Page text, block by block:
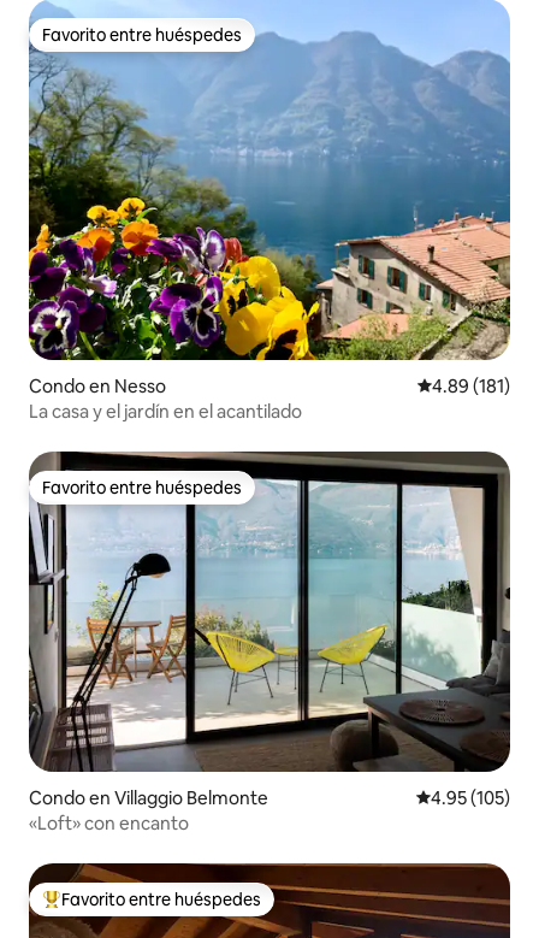
Favorito entre huéspedes
Favorito entre huéspedes
Condo en Nesso Calificación
4.89 (181)
La casa y el jardín en el acantilado
Favorito entre huéspedes
Favorito entre huéspedes
Condo en Villaggio Belmonte Calificación
4.95 (105)
«Loft» con encanto
Favorito entre huéspedes preferido
Favorito entre huéspedes